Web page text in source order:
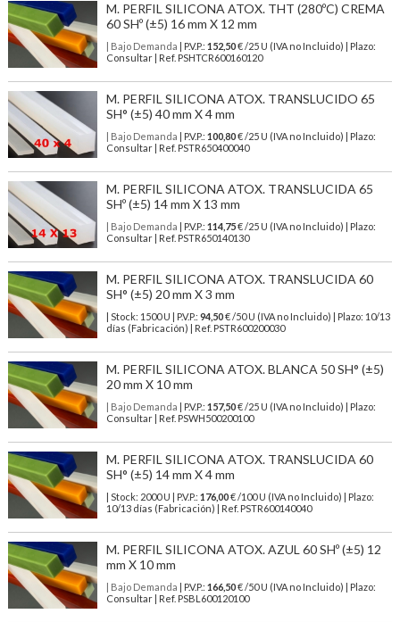
M. PERFIL SILICONA ATOX. THT (280ºC) CREMA
60 SHº (±5) 16 mm X 12 mm
| Bajo Demanda | P.V.P.: 152,50€ /25 U (IVA no Incluido) | Plazo:
Consultar | Ref. PSHTCR600160120
M. PERFIL SILICONA ATOX. TRANSLUCIDO 65
SH° (±5) 40 mm X 4 mm
| Bajo Demanda | P.V.P.: 100,80€ /25 U (IVA no Incluido) | Plazo:
Consultar | Ref. PSTR650400040
M. PERFIL SILICONA ATOX. TRANSLUCIDA 65
SHº (±5) 14 mm X 13 mm
| Bajo Demanda | P.V.P.: 114,75€ /25 U (IVA no Incluido) | Plazo:
Consultar | Ref. PSTR650140130
M. PERFIL SILICONA ATOX. TRANSLUCIDA 60
SH° (±5) 20 mm X 3 mm
| Stock: 1500 U | P.V.P.: 94,50€/50 U (IVA no Incluido)
| Plazo: 10/13
días (Fabricación) | Ref. PSTR600200030
M. PERFIL SILICONA ATOX. BLANCA 50 SH° (±5)
20 mm X 10 mm
| Bajo Demanda | P.V.P.: 157,50€ /25 U (IVA no Incluido) | Plazo:
Consultar | Ref. PSWH500200100
M. PERFIL SILICONA ATOX. TRANSLUCIDA 60
SH° (±5) 14 mm X 4 mm
| Stock: 2000 U | P.V.P.: 176,00€/100 U (IVA no Incluido)
| Plazo:
10/13 días (Fabricación) | Ref. PSTR600140040
M. PERFIL SILICONA ATOX. AZUL 60 SHº (±5) 12
mm X 10 mm
| Bajo Demanda | P.V.P.: 166,50€ /50 U (IVA no Incluido) | Plazo:
Consultar | Ref. PSBL600120100